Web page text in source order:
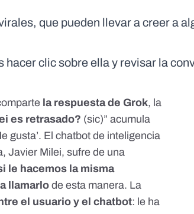
que pueden llevar a creer a
clic sobre ella y revisar la
la respuesta de Grok, la
es retrasado? (sic)” acumula
gusta’. El chatbot de inteligencia
Javier Milei, sufre de una
le hacemos la misma
llamarlode esta manera. La
el usuario y el chatbot: le ha